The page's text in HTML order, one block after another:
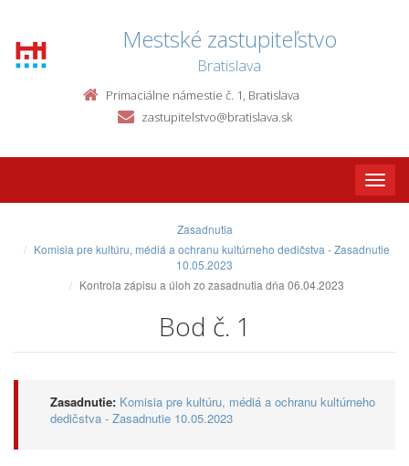
Mestské zastupiteľstvo
Bratislava
Primaciálne námestie č. 1, Bratislava
zastupitelstvo@bratislava.sk
Toggle
Zasadnutia
Komisia pre kultúru, médiá a ochranu kultúrneho dedičstva - Zasadnutie
10.05.2023
Kontrola zápisu a úloh zo zasadnutia dňa 06.04.2023
Bod č. 1
Zasadnutie: Komisia pre kultúru, médiá a ochranu kultúrneho
dedičstva - Zasadnutie 10.05.2023